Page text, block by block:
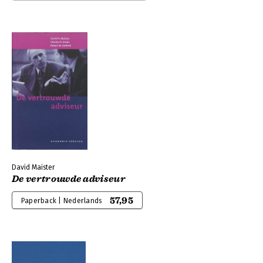
David Maister
De vertrouwde adviseur
Paperback | Nederlands 57,95